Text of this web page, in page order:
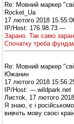
Re: Мовний маркер
Rocket_Ua
17 лютого 2018
IP/Host: 176.98.73.---
Зарано. Так само
Спочатку треба
Re: Мовний маркер
Южанин
17 лютого 2018
IP/Host: ---.wildpark.net
Листоk, 17 лютого
Я знаю, є і
вивчіть мову своєі